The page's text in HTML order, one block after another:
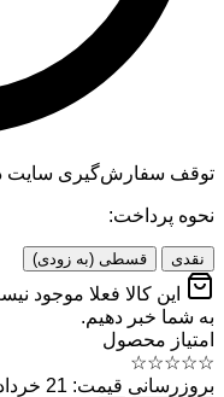
توقف سفارش‌گیری سایت
نحوه پرداخت:
نقدی قسطی (به زودی)
این کالا فعلا موجود
به شما خبر دهیم.
امتیاز محصول
☆
☆
☆
☆
☆
بروزرسانی قیمت: 21 خرداد 1404